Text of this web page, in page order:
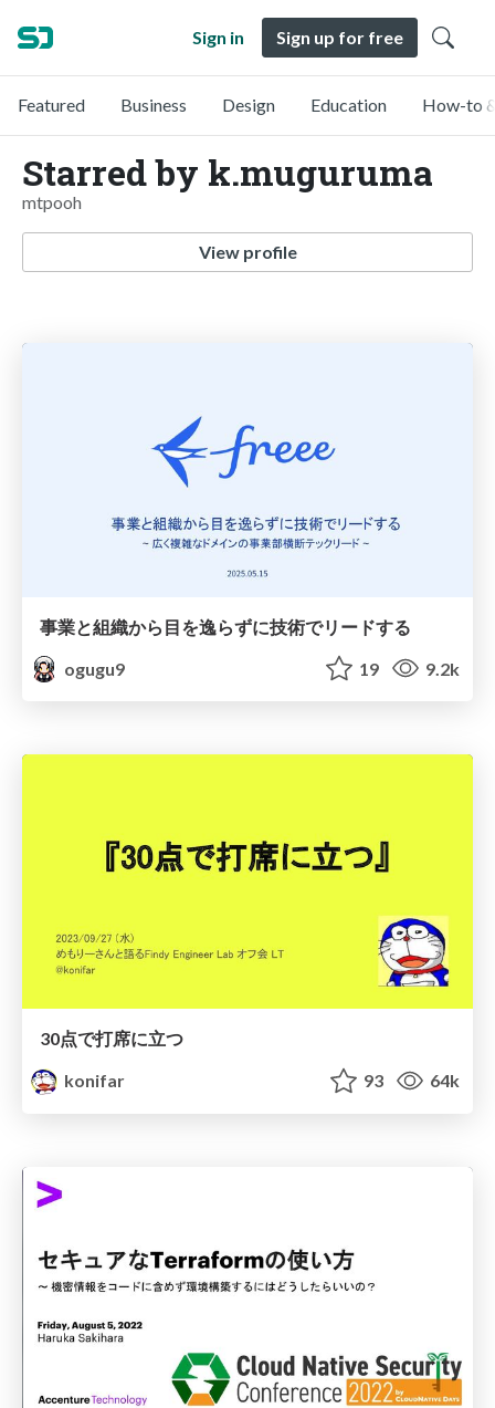
Sign in Sign up for free
Featured Business Design Education How-to
Starred by k.muguruma
mtpooh
View profile
事業と組織から目を逸らずに技術でリードする
ogugu9
19 9.2k
30点で打席に立つ
konifar
93 64k